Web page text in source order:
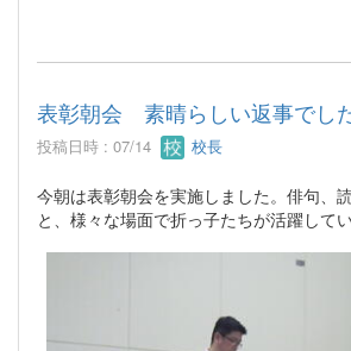
表彰朝会 素晴らしい返事でし
投稿日時 : 07/14 校長
今朝は表彰朝会を実施しました。俳句、
と、様々な場面で折っ子たちが活躍してい